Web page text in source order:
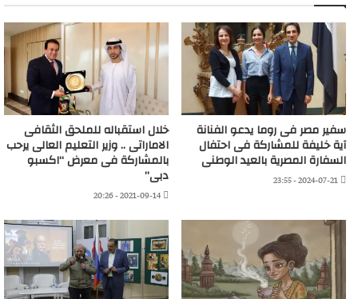
سفير مصر فى روما يدعو الفنانة
آية خليفة للمشاركة فى احتفال
السفارة المصرية بالعيد الوطنى
2024-07-21 - 23:55
خلال استقباله للملحق الثقافى
الاماراتى .. وزير التعليم العالى يرحب
بالمشاركة فى معرض “اكسبو
دبى”
2021-09-14 - 20:26